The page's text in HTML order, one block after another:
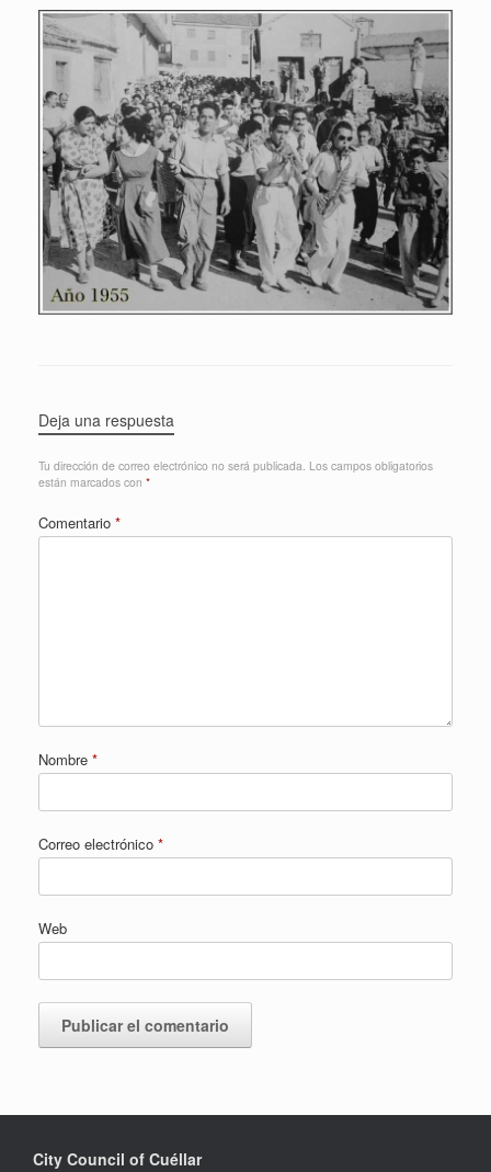
Deja una respuesta
Tu dirección de correo electrónico no será publicada. Los campos obligatorios
están marcados con *
Comentario *
Nombre *
Correo electrónico *
Web
City Council of Cuéllar